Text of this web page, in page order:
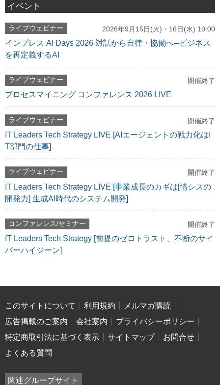
イベント
ライブウェビナー 2026年9月15日(火)・16日(水) 10:00
インプレス AI Days 2026 対話から自律・協働へ─ビジネス
を再定義するAI
ライブウェビナー 開催終了
プロセスマイニング コンファレンス 2026 LIVE
ライブウェビナー 開催終了
IT Leaders Tech Strategy LIVE [AIエージェントの戦力化はI
T部門の仕事]
ライブウェビナー 開催終了
IT Leaders Tech Strategy LIVE [事業成長のカギは[情シスの
開発力] 生成AI時代のシステム開発]
コンファレンス/セミナー 開催終了
IT Leaders Tech Strategy [前提のゼロトラスト、不断のサイ
バーハイジーン]
このサイトについて 利用規約
メルマガ購読
広告掲載のご案内
会社案内
プライバシーポリシー
特定商取引法に基づく表示
サイトマップ
お問合せ
よくある質問
関連グループサイト